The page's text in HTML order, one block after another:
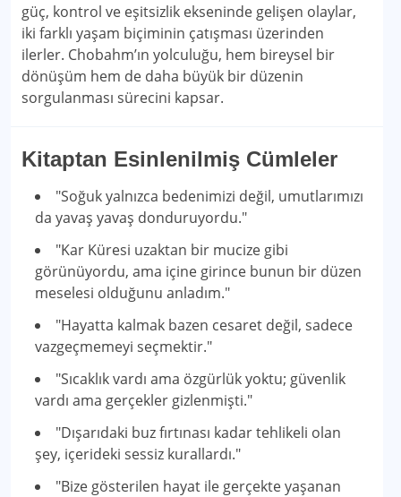
güç, kontrol ve eşitsizlik ekseninde gelişen olaylar,
iki farklı yaşam biçiminin çatışması üzerinden
ilerler. Chobahm’ın yolculuğu, hem bireysel bir
dönüşüm hem de daha büyük bir düzenin
sorgulanması sürecini kapsar.
Kitaptan Esinlenilmiş Cümleler
"Soğuk yalnızca bedenimizi değil, umutlarımızı
da yavaş yavaş donduruyordu."
"Kar Küresi uzaktan bir mucize gibi
görünüyordu, ama içine girince bunun bir düzen
meselesi olduğunu anladım."
"Hayatta kalmak bazen cesaret değil, sadece
vazgeçmemeyi seçmektir."
"Sıcaklık vardı ama özgürlük yoktu; güvenlik
vardı ama gerçekler gizlenmişti."
"Dışarıdaki buz fırtınası kadar tehlikeli olan
şey, içerideki sessiz kurallardı."
"Bize gösterilen hayat ile gerçekte yaşanan